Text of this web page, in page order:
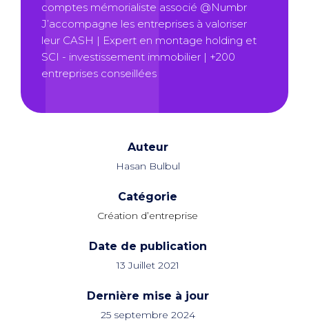
comptes mémorialiste associé @Numbr
J’accompagne les entreprises à valoriser
leur CASH | Expert en montage holding et
SCI - investissement immobilier | +200
entreprises conseillées
Auteur
Hasan Bulbul
Catégorie
Création d’entreprise
Date de publication
13 Juillet 2021
Dernière mise à jour
25 septembre 2024